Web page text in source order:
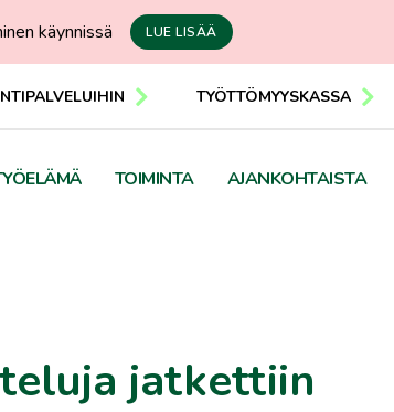
käynnissä LUE LISÄÄ
TYÖTTÖMYYSKASSA
TOIMINTA AJANKOHTAISTA
jatkettiin